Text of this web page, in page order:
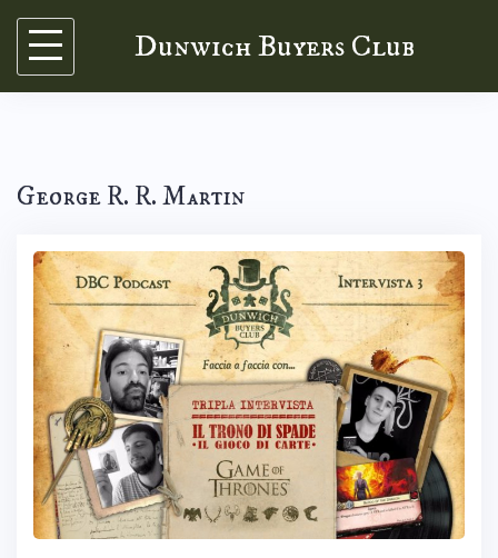
Skip
content
Dunwich Buyers Club
George R. R. Martin